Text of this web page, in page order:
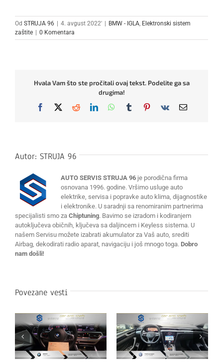
Od STRUJA 96 | 4. avgust 2022' | BMW - IGLA Elektronski sistem
zaštite | 0 Komentara
Hvala Vam što ste pročitali ovaj tekst. Podelite ga sa
drugima!
Facebook
X RedditLinkedInWhatsApp
TumblrPinterest
Vk Email
Autor: STRUJA 96
AUTO SERVIS STRUJA 96 je porodična firma
osnovana 1996. godine. Vršimo usluge auto
elektrike, servisa i popravke auto klima, dijagnostike
i elektronike. U saradnji sa renomiranim partnerima
specijalisti smo za Chiptuning. Bavimo se izradom i kodiranjem
autoključeva običnih, ključeva sa daljincem i Keyless sistema. U
našem Servisu možete izabrati akumulator za Vaš auto, srediti
Airbag, dekodirati radio aparat, navigaciju i još mnogo toga. Dobro
nam došli!
Povezane vesti